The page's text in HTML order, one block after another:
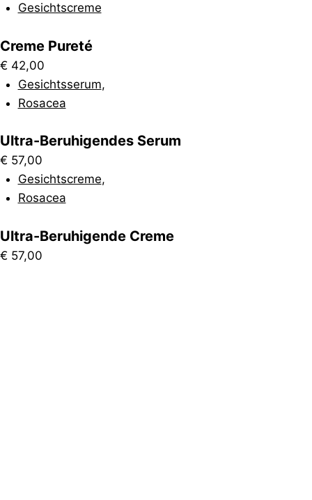
Gesichtscreme
Creme Pureté
€ 42,00
Gesichtsserum,
Rosacea
Ultra-Beruhigendes Serum
€ 57,00
Gesichtscreme,
Rosacea
Ultra-Beruhigende Creme
€ 57,00